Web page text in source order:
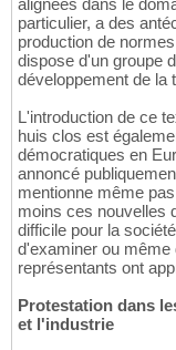
alignées dans le
particulier, a des
production de
dispose d'un groupe
développement de la
L'introduction de ce
huis clos est
démocratiques en
annoncé
mentionne même
moins ces nouvelles
difficile pour la
d'examiner ou même
représentants ont
Protestation dans
et l'industrie